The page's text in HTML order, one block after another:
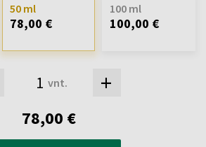
vnt. +
50 ml
78,00 €
100 ml
100,00 €
78,00 €